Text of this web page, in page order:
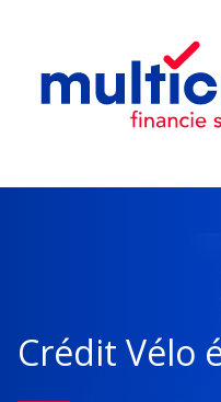
Crédit Vélo